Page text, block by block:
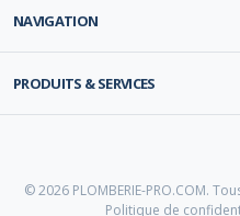
NAVIGATION
PRODUITS & SERVICES
© 2026 PLOMBERIE-PRO.COM.
Politique de